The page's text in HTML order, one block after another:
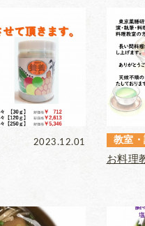
2023.12.01 教室
お料理